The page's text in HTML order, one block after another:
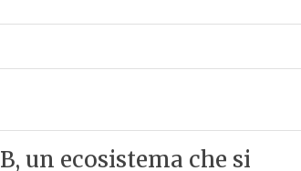
un ecosistema che si